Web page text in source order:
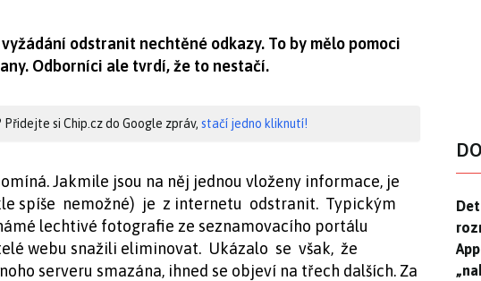
odstranit nechtěné odkazy. To by mělo pomoci
Odborníci ale tvrdí, že to nestačí.
si Chip.cz do Google zpráv, stačí jedno kliknutí!
Jakmile jsou na něj jednou vloženy informace, je
spíše nemožné) je z internetu odstranit. Typickým
lechtivé fotografie ze seznamovacího portálu
webu snažili eliminovat. Ukázalo se však, že
serveru smazána, ihned se objeví na třech dalších. Za